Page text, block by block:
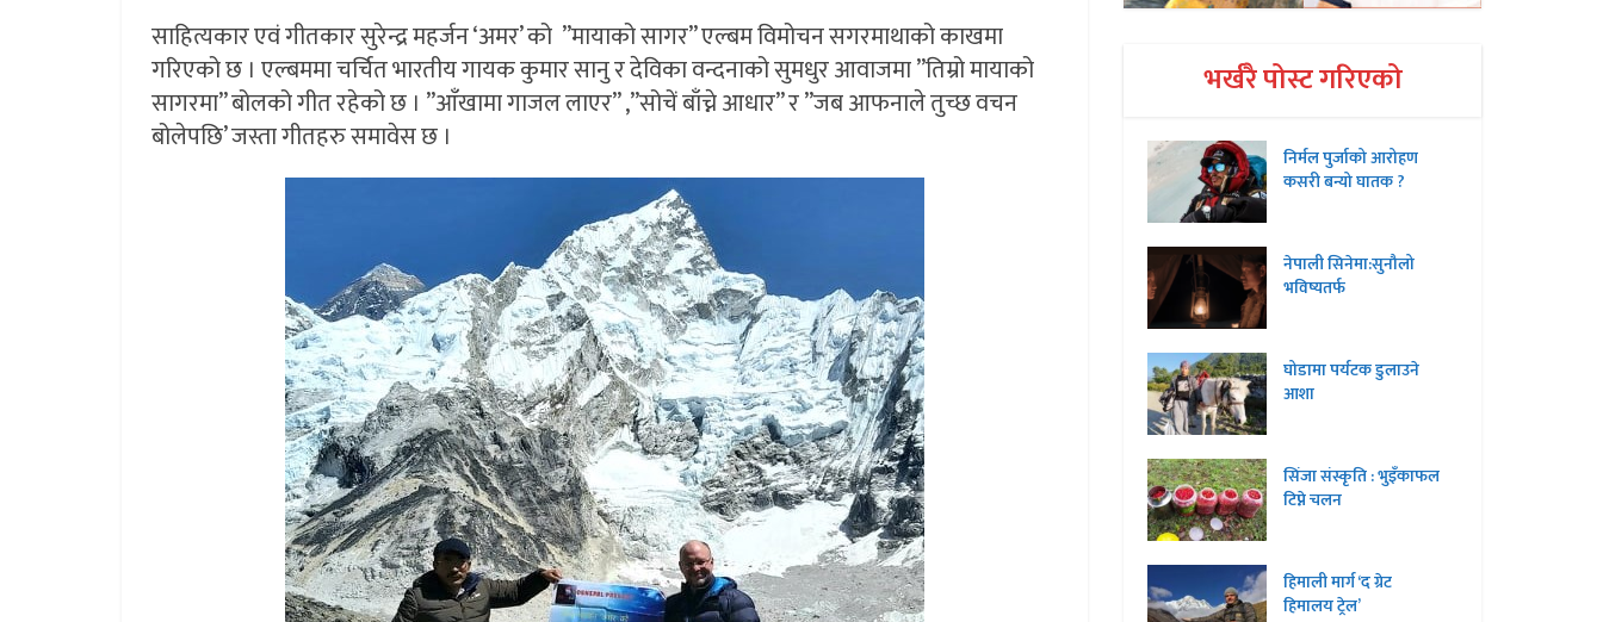
साहित्यकार एवं गीतकार सुरेन्द्र महर्जन ‘अमर’ को ”मायाको सागर” एल्बम विमोचन सगरमाथाको काखमा
गरिएको छ । एल्बममा चर्चित भारतीय गायक कुमार सानु र देविका वन्दनाको सुमधुर आवाजमा ”तिम्रो मायाको
सागरमा” बोलको गीत रहेको छ । ”आँखामा गाजल लाएर” ,”सोचें बाँच्ने आधार” र ”जब आफनाले तुच्छ वचन
बोलेपछि’ जस्ता गीतहरु समावेस छ ।
भर्खरै पोस्ट गरिएको
निर्मल पुर्जाको आरोहण
कसरी बन्यो घातक ?
नेपाली सिनेमा:सुनौलो
भविष्यतर्फ
घोडामा पर्यटक डुलाउने
आशा
सिंजा संस्कृति : भुइँकाफल
टिप्ने चलन
हिमाली मार्ग ‘द ग्रेट
हिमालय ट्रेल’